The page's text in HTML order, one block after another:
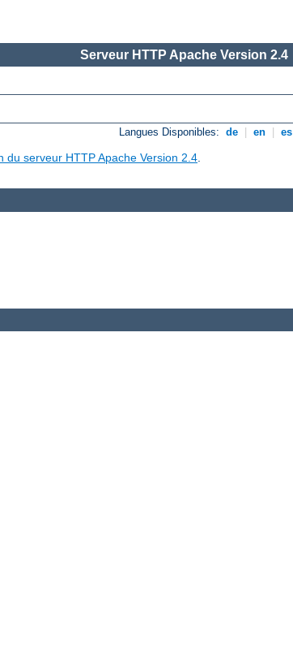
Serveur HTTP Apache Version 2.4
Langues Disponibles: de en es
du serveur HTTP Apache Version 2.4.